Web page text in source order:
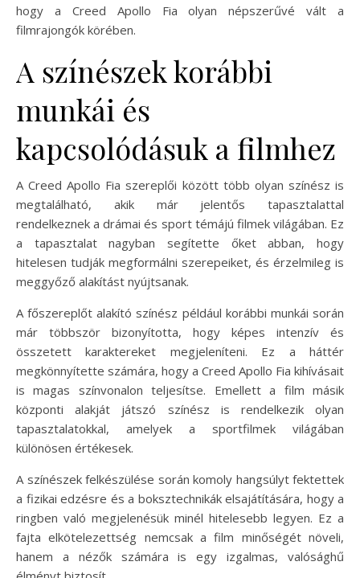
hogy a Creed Apollo Fia olyan népszerűvé vált a
filmrajongók körében.
A színészek korábbi
munkái és
kapcsolódásuk a filmhez
A Creed Apollo Fia szereplői között több olyan színész is
megtalálható, akik már jelentős tapasztalattal
rendelkeznek a drámai és sport témájú filmek világában. Ez
a tapasztalat nagyban segítette őket abban, hogy
hitelesen tudják megformálni szerepeiket, és érzelmileg is
meggyőző alakítást nyújtsanak.
A főszereplőt alakító színész például korábbi munkái során
már többször bizonyította, hogy képes intenzív és
összetett karaktereket megjeleníteni. Ez a háttér
megkönnyítette számára, hogy a Creed Apollo Fia kihívásait
is magas színvonalon teljesítse. Emellett a film másik
központi alakját játszó színész is rendelkezik olyan
tapasztalatokkal, amelyek a sportfilmek világában
különösen értékesek.
A színészek felkészülése során komoly hangsúlyt fektettek
a fizikai edzésre és a boksztechnikák elsajátítására, hogy a
ringben való megjelenésük minél hitelesebb legyen. Ez a
fajta elkötelezettség nemcsak a film minőségét növeli,
hanem a nézők számára is egy izgalmas, valósághű